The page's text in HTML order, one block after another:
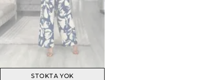
STOKTA YOK